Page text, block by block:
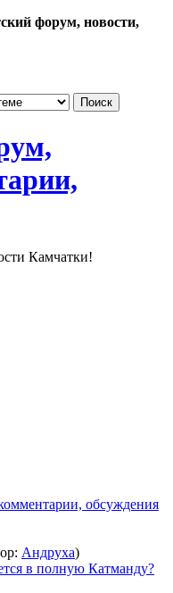
форум, новости,
Камчатки!
обсуждения
Андруха)
в полную Катманду?